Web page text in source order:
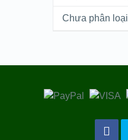
Chưa phân loại